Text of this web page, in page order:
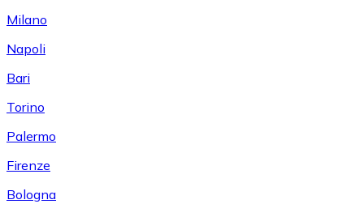
Milano
Napoli
Bari
Torino
Palermo
Firenze
Bologna